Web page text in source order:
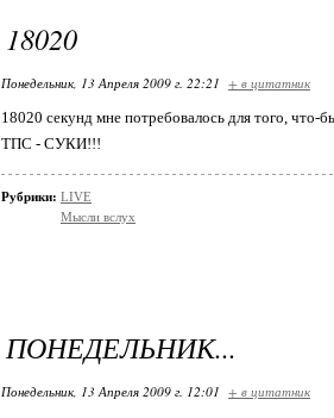
18020
Понедельник, 13 Апреля 2009 г. 22:21 + в цитатник
18020 секунд мне потребовалось для того, что-
ТПС - СУКИ!!!
Рубрики: LIVE
Мысли вслух
ПОНЕДЕЛЬНИК...
Понедельник, 13 Апреля 2009 г. 12:01 + в цитатник